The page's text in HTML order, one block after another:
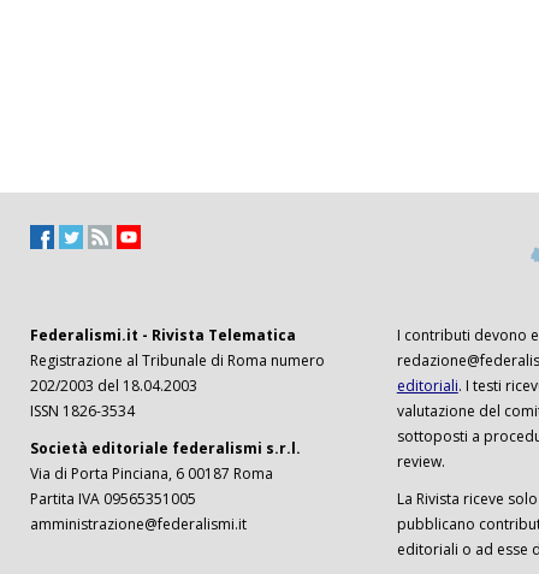
Federalismi.it - Rivista Telematica
Registrazione al Tribunale di Roma numero
202/2003 del 18.04.2003
ISSN 1826-3534
Società editoriale federalismi s.r.l.
Via di Porta Pinciana, 6 00187 Roma
Partita IVA 09565351005
amministrazione@federalismi.it
I contributi devono
editoriali. I testi
valutazione del
sottoposti a
review.
La Rivista riceve
pubblicano
editoriali o ad esse